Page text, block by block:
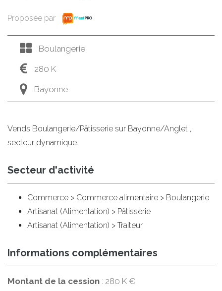
Proposée par
Boulangerie
280 K
Bayonne
Vends Boulangerie/Pâtisserie sur Bayonne/Anglet ,
secteur dynamique.
Secteur d'activité
Commerce > Commerce alimentaire > Boulangerie
Artisanat (Alimentation) > Pâtisserie
Artisanat (Alimentation) > Traiteur
Informations complémentaires
Montant de la cession : 280 K €